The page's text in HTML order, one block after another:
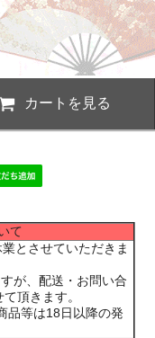
カートを見る
て
とさせていただきま
が、配送・お問い合
頂きます。
品等は18日以降の発